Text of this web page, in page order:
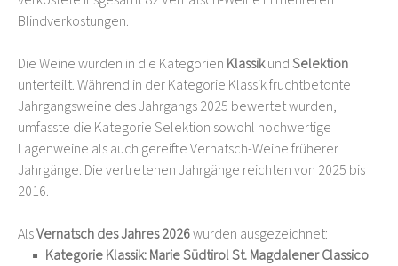
Blindverkostungen.
Die Weine wurden in die Kategorien Klassikund Selektion
unterteilt. Während in der Kategorie Klassik fruchtbetonte
Jahrgangsweine des Jahrgangs 2025 bewertet wurden,
umfasste die Kategorie Selektion sowohl hochwertige
Lagenweine als auch gereifte Vernatsch-Weine früherer
Jahrgänge. Die vertretenen Jahrgänge reichten von 2025 bis
2016.
AlsVernatsch des Jahres 2026wurden ausgezeichnet:
Kategorie Klassik: Marie Südtirol St. Magdalener Classico